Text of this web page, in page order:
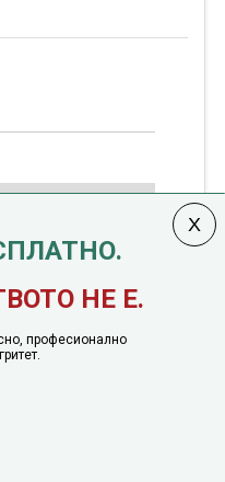
НЕ Е.
професионално